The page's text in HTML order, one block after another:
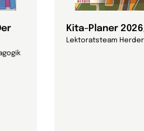
Kita-Planer
Lektoratsteam Herder